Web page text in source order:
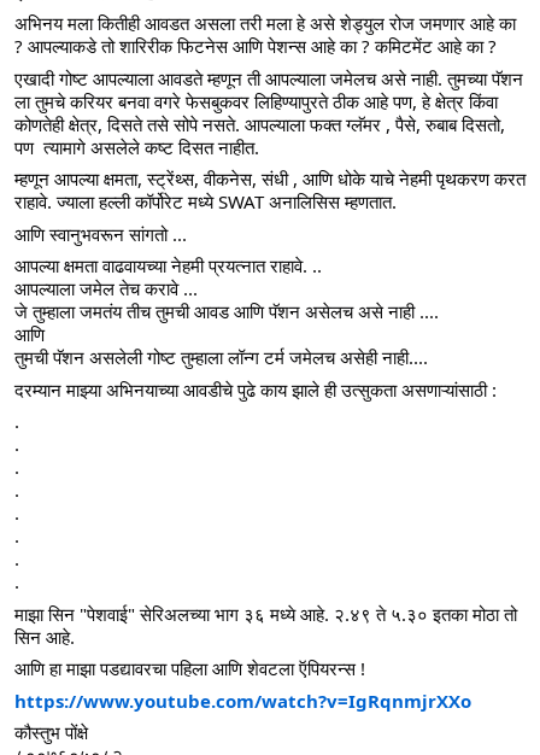
अभिनय मला कितीही आवडत असला तरी मला हे असे शेड्युल रोज जमणार आहे का
? आपल्याकडे तो शारिरीक फिटनेस आणि पेशन्स आहे का ? कमिटमेंट आहे का ?
एखादी गोष्ट आपल्याला आवडते म्हणून ती आपल्याला जमेलच असे नाही. तुमच्या पॅशन
ला तुमचे करियर बनवा वगरे फेसबुकवर लिहिण्यापुरते ठीक आहे पण, हे क्षेत्र किंवा
कोणतेही क्षेत्र, दिसते तसे सोपे नसते. आपल्याला फक्त ग्लॅमर , पैसे, रुबाब दिसतो,
पण  त्यामागे असलेले कष्ट दिसत नाहीत.
म्हणून आपल्या क्षमता, स्ट्रेंथ्स, वीकनेस, संधी , आणि धोके याचे नेहमी पृथकरण करत
राहावे. ज्याला हल्ली कॉर्पोरेट मध्ये SWAT अनालिसिस म्हणतात.
आणि स्वानुभवरून सांगतो ...
आपल्या क्षमता वाढवायच्या नेहमी प्रयत्नात राहावे. ..
आपल्याला जमेल तेच करावे ...
जे तुम्हाला जमतंय तीच तुमची आवड आणि पॅशन असेलच असे नाही ....
आणि
तुमची पॅशन असलेली गोष्ट तुम्हाला लॉन्ग टर्म जमेलच असेही नाही....
दरम्यान माझ्या अभिनयाच्या आवडीचे पुढे काय झाले ही उत्सुकता असणाऱ्यांसाठी :
.
.
.
.
.
.
.
.
माझा सिन "पेशवाई" सेरिअलच्या भाग ३६ मध्ये आहे. २.४९ ते ५.३० इतका मोठा तो
सिन आहे.
आणि हा माझा पडद्यावरचा पहिला आणि शेवटला ऍपियरन्स !
https://www.youtube.com/watch?v=IgRqnmjrXXo
कौस्तुभ पोंक्षे